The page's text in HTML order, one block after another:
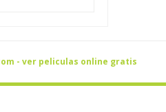
- ver peliculas online gratis